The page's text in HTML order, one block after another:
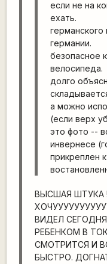
если не на
ехать.
германии.
безопасное
велосипеда.
долго
а можно
(если верх
это фото --
инвернесе
прикреплен
ВЫСШАЯ ШТУКА !
ВИДЕЛ
РЕБЕНКОМ В
СМОТРИТСЯ И
БЫСТРО.